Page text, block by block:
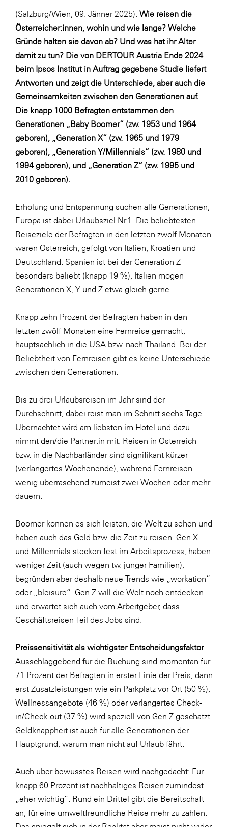
OMV
OptimaMed
PAGRO
PHH Rechtsanwält:innen
Primark
Salesforce
sebamed
SeneCura
SERVICE&MORE
SKINUANCE®
Sony DADC
SPIEGLTEC
STIHL Tirol
Trend Micro
TAG GmbH
Verband Druck Medien Österreich
Wirtschaftskammer Salzburg
WKS Fachgruppe Fahrzeughandel und
Fahrzeugtechnik
Zühlke
Media
(Salzburg/Wien, 09. Jänner 2025). Wie reisen die
Österreicher:innen, wohin und wie lange? Welche
Gründe halten sie davon ab? Und was hat ihr Alter
damit zu tun? Die von DERTOUR Austria Ende 2024
beim Ipsos Institut in Auftrag gegebene Studie liefert
Antworten und zeigt die Unterschiede, aber auch die
Gemeinsamkeiten zwischen den Generationen auf.
Die knapp 1000 Befragten entstammen den
Generationen „Baby Boomer“ (zw. 1953 und 1964
geboren), „Generation X“ (zw. 1965 und 1979
geboren), „Generation Y/Millennials“ (zw. 1980 und
1994 geboren), und „Generation Z“ (zw. 1995 und
2010 geboren).
Erholung und Entspannung suchen alle Generationen,
Europa ist dabei Urlaubsziel Nr.1. Die beliebtesten
Reiseziele der Befragten in den letzten zwölf Monaten
waren Österreich, gefolgt von Italien, Kroatien und
Deutschland. Spanien ist bei der Generation Z
besonders beliebt (knapp 19 %), Italien mögen
Generationen X, Y und Z etwa gleich gerne.
Knapp zehn Prozent der Befragten haben in den
letzten zwölf Monaten eine Fernreise gemacht,
hauptsächlich in die USA bzw. nach Thailand. Bei der
Beliebtheit von Fernreisen gibt es keine Unterschiede
zwischen den Generationen.
Bis zu drei Urlaubsreisen im Jahr sind der
Durchschnitt, dabei reist man im Schnitt sechs Tage.
Übernachtet wird am liebsten im Hotel und dazu
nimmt den/die Partner:in mit. Reisen in Österreich
bzw. in die Nachbarländer sind signifikant kürzer
(verlängertes Wochenende), während Fernreisen
wenig überraschend zumeist zwei Wochen oder mehr
dauern.
Boomer können es sich leisten, die Welt zu sehen und
haben auch das Geld bzw. die Zeit zu reisen. Gen X
und Millennials stecken fest im Arbeitsprozess, haben
weniger Zeit (auch wegen tw. junger Familien),
begründen aber deshalb neue Trends wie „workation“
oder „bleisure“. Gen Z will die Welt noch entdecken
und erwartet sich auch vom Arbeitgeber, dass
Geschäftsreisen Teil des Jobs sind.
Preissensitivität als wichtigster Entscheidungsfaktor
Ausschlaggebend für die Buchung sind momentan für
71 Prozent der Befragten in erster Linie der Preis, dann
erst Zusatzleistungen wie ein Parkplatz vor Ort (50 %),
Wellnessangebote (46 %) oder verlängertes Check-
in/Check-out (37 %) wird speziell von Gen Z geschätzt.
Geldknappheit ist auch für alle Generationen der
Hauptgrund, warum man nicht auf Urlaub fährt.
Auch über bewusstes Reisen wird nachgedacht: Für
knapp 60 Prozent ist nachhaltiges Reisen zumindest
„eher wichtig“. Rund ein Drittel gibt die Bereitschaft
an, für eine umweltfreundliche Reise mehr zu zahlen.